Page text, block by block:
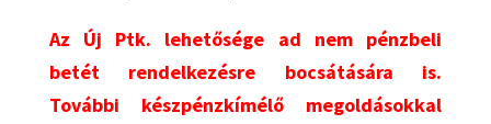
Az Új Ptk. lehetősége ad nem pénzbeli
betét rendelkezésre bocsátására is.
További készpénzkímélő megoldásokkal